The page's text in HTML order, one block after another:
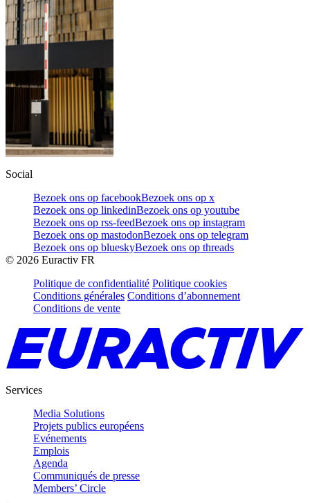
Social
Bezoek ons op facebookBezoek ons op x
Bezoek ons op linkedinBezoek ons op youtube
Bezoek ons op rss-feedBezoek ons op instagram
Bezoek ons op mastodonBezoek ons op telegram
Bezoek ons op blueskyBezoek ons op threads
© 2026 Euractiv FR
Politique de confidentialité Politique cookies
Conditions générales Conditions d’abonnement
Conditions de vente
Services
Media Solutions
Projets publics européens
Evénements
Emplois
Agenda
Communiqués de presse
Members’ Circle